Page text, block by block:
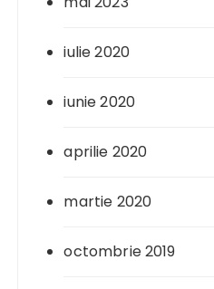
iulie 2020
iunie 2020
aprilie 2020
martie 2020
octombrie 2019